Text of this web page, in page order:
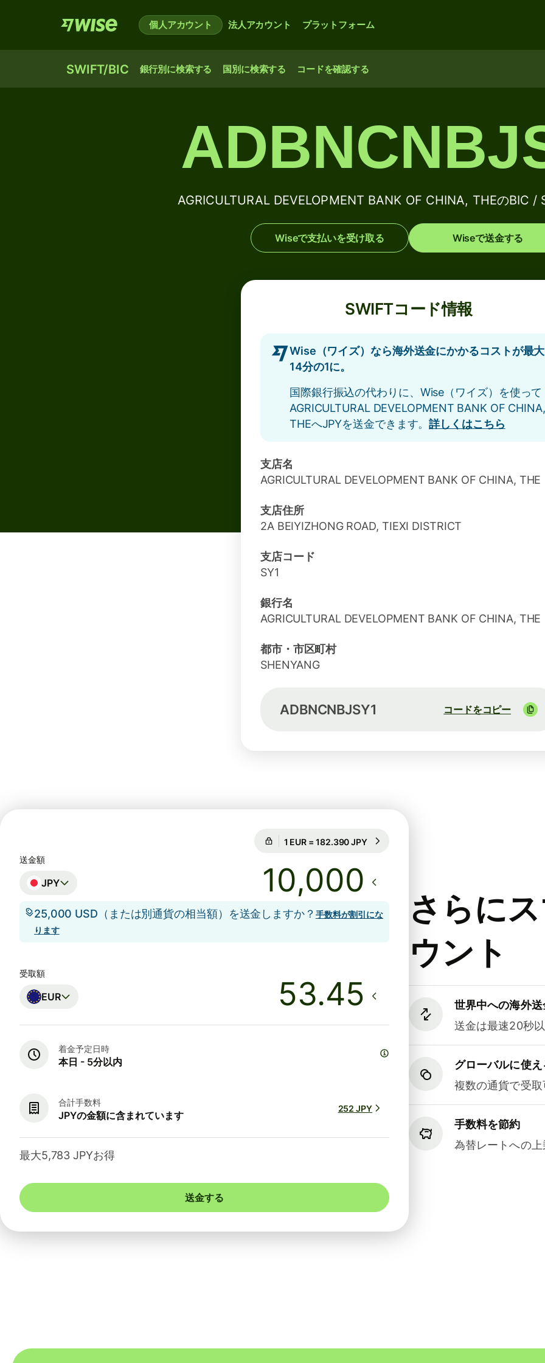
個人アカウント 法人アカウント プラットフォーム
SWIFT/BIC 銀行別に検索する 国別に検索する コードを確認する
AGRICULTURAL DEVELOPMENT BANK OF CHINA, THEのBIC /
Wiseで支払いを受け取る Wiseで送金する
SWIFTコード情報
Wise（ワイズ）なら海外送金にかかるコストが最大
14分の1に。
国際銀行振込の代わりに、Wise（ワイズ）を使って
AGRICULTURAL DEVELOPMENT BANK OF CHINA,
THEへJPYを送金できます。詳しくはこちら
支店名
AGRICULTURAL DEVELOPMENT BANK OF CHINA, THE
支店住所
2A BEIYIZHONG ROAD, TIEXI DISTRICT
支店コード
SY1
銀行名
AGRICULTURAL DEVELOPMENT BANK OF CHINA, THE
都市・市区町村
SHENYANG
ADBNCNBJSY1 コードをコピー
さらに
ウント
世界中への海外送
送金は最速20秒
グローバルに使
複数の通貨で受
手数料を節約
為替レートへの
42時間のレート保証
送金額
JPY
25,000 USD（または別通貨の相当額）を送金しますか？ 手数料が割引にな
ります
受取額
EUR
着金予定日時
本日 - 5分以内
合計手数料
JPYの金額に含まれています
252 JPY
最大5,783 JPYお得
送金する